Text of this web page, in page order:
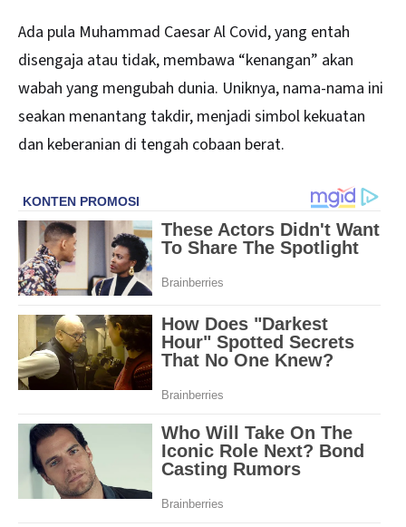
Ada pula Muhammad Caesar Al Covid, yang entah
disengaja atau tidak, membawa “kenangan” akan
wabah yang mengubah dunia. Uniknya, nama-nama ini
seakan menantang takdir, menjadi simbol kekuatan
dan keberanian di tengah cobaan berat.